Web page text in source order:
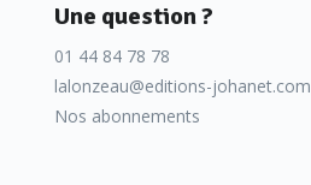
Une question ?
01 44 84 78 78
lalonzeau@editions-johanet.com
Nos abonnements